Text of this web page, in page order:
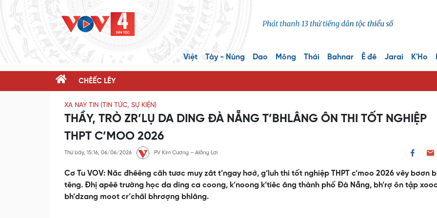
Việt Tày - Nùng Dao Mông Thái Bahnar Ê đê Jarai K'Ho
CHÊẾC LÊY
XA NAY TIN (TIN TỨC, SỰ KIỆN)
THẦY, TRÒ ZR’LỤ DA DING ĐÀ NẴNG T’BHLÂNG ÔN THI TỐT NGHIỆP
THPT C’MOO 2026
Thứ bảy, 15:16, 06/06/2026 PV Kim Cương – Alăng Lợi
Cơ Tu VOV: Năc đhêêng căh tươc muy zât t’ngay hơớ, g’luh thi tốt nghiệp THPT c’moo 2026 vêy bơơn
têng. Đhị apêê trường học da ding ca coong, k’noong k’tiêc âng thành phố Đà Nẵng, bh’rợ ôn tập xooc
bh’dzang moot cr’chăl bhrơợng bhlâng.